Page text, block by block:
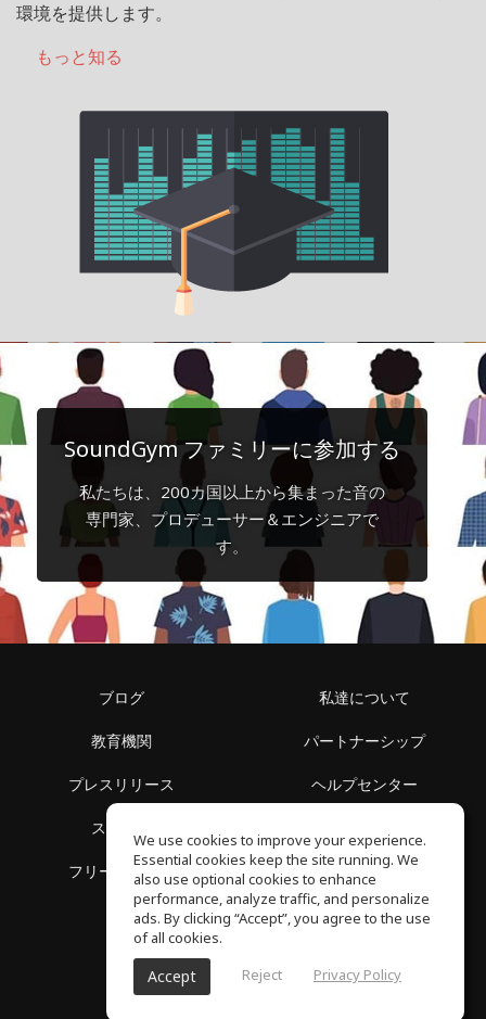
環境を提供します。
もっと知る
SoundGym ファミリーに参加する
私たちは、200カ国以上から集まった音の
専門家、プロデューサー＆エンジニアで
す。
ブログ
教育機関
プレスリリース
スペース
フリースクール
私達について
パートナーシップ
ヘルプセンター
プライバシーポリシー
SoundGym, All reserved © 2026
We use cookies to improve your experience.
Essential cookies keep the site running. We
also use optional cookies to enhance
performance, analyze traffic, and personalize
ads. By clicking “Accept”, you agree to the use
of all cookies.
Accept Reject Privacy Policy